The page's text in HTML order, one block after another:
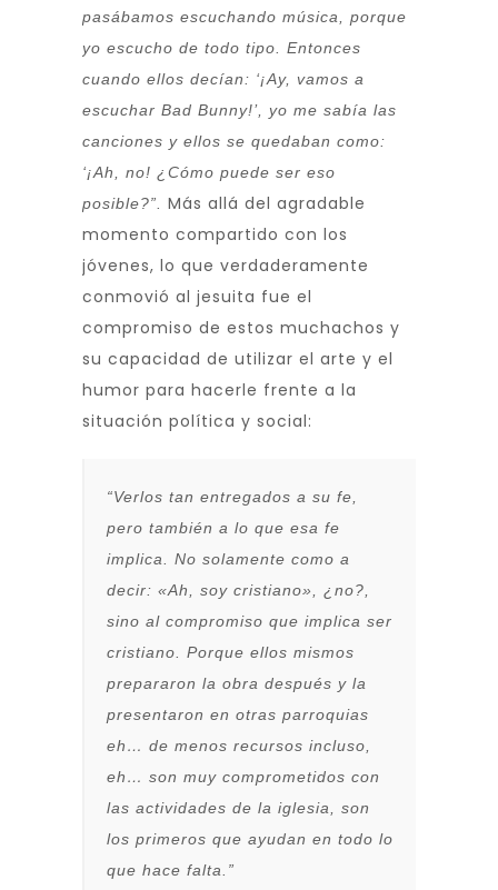
pasábamos escuchando música, porque
yo escucho de todo tipo. Entonces
cuando ellos decían: ‘¡Ay, vamos a
escuchar Bad Bunny!’, yo me sabía las
canciones y ellos se quedaban como:
‘¡Ah, no! ¿Cómo puede ser eso
posible?”.
Más allá del agradable
momento compartido con los
jóvenes, lo que verdaderamente
conmovió al jesuita fue el
compromiso de estos muchachos y
su capacidad de utilizar el arte y el
humor para hacerle frente a la
situación política y social:
“Verlos tan entregados a su fe,
pero también a lo que esa fe
implica. No solamente como a
decir: «Ah, soy cristiano», ¿no?,
sino al compromiso que implica ser
cristiano. Porque ellos mismos
prepararon la obra después y la
presentaron en otras parroquias
eh… de menos recursos incluso,
eh… son muy comprometidos con
las actividades de la iglesia, son
los primeros que ayudan en todo lo
que hace falta.”